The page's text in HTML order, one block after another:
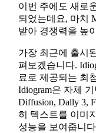
이번 주에도 새로
되었는데요, 마치
받아 경쟁력을 높
가장 최근에 출시
펴보겠습니다.
료로 제공되는 최
Idiogram은 자체
Diffusion, Dally 3,
히 텍스트를 이미
성능을 보여줍니